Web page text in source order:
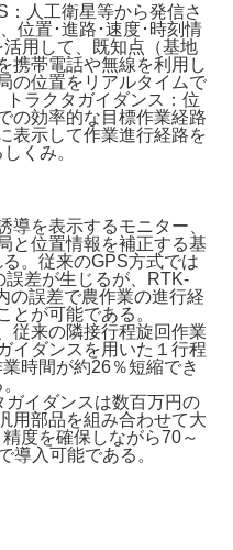
：人工衛星等から発信さ
位置･進路･速度･時刻情
用して、既知点（基地
携帯電話や無線を利用し
の位置をリアルタイムで
ラクタガイダンス：位
の効率的な目標作業経路
表示して作業進行経路を
くみ。
を表示するモニター、
と位置情報を補正する基
。従来のGPS方式では
差が生じるが、RTK-
の誤差で農作業の進行経
とが可能である。
来の隣接行程旋回作業
イダンスを用いた１行程
時間が約26％短縮でき
イダンスは数百万円の
用部品を組み合わせて大
度を確保しながら70～
導入可能である。